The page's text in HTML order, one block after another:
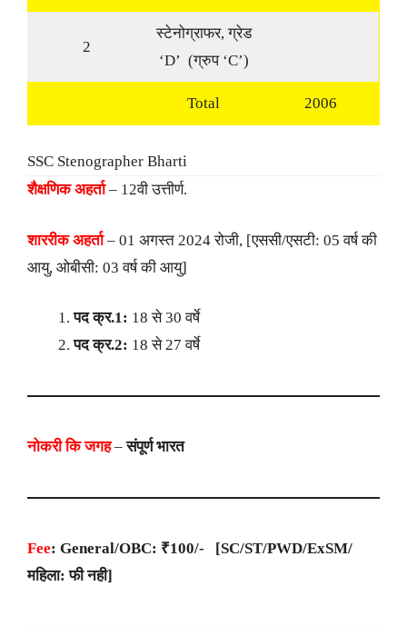
2
स्टेनोग्राफर, ग्रेड
‘D’ (ग्रुप ‘C’)
Total 2006
SSC Stenographer Bharti
शैक्षणिक अहर्ता– 12वी उत्तीर्ण.
शाररीक अहर्ता– 01 अगस्त 2024 रोजी, [एससी/एसटी: 05 वर्ष की
आयु, ओबीसी: 03 वर्ष की आयु]
पद क्र.1: 18 से 30 वर्षे
पद क्र.2: 18 से 27 वर्षे
नोकरी कि जगह–संपूर्ण भारत
Fee: General/OBC: ₹100/- [SC/ST/PWD/ExSM/
महिला: फी नही]